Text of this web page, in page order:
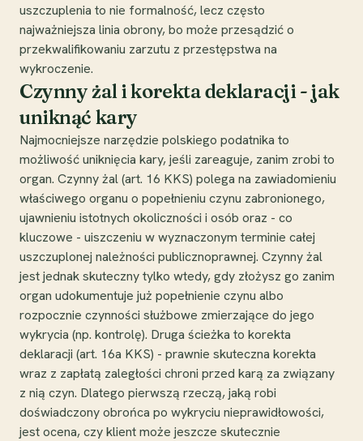
uszczuplenia to nie formalność, lecz często
najważniejsza linia obrony, bo może przesądzić o
przekwalifikowaniu zarzutu z przestępstwa na
wykroczenie.
Czynny żal i korekta deklaracji - jak
uniknąć kary
Najmocniejsze narzędzie polskiego podatnika to
możliwość uniknięcia kary, jeśli zareaguje, zanim zrobi to
organ. Czynny żal (art. 16 KKS) polega na zawiadomieniu
właściwego organu o popełnieniu czynu zabronionego,
ujawnieniu istotnych okoliczności i osób oraz - co
kluczowe - uiszczeniu w wyznaczonym terminie całej
uszczuplonej należności publicznoprawnej. Czynny żal
jest jednak skuteczny tylko wtedy, gdy złożysz go zanim
organ udokumentuje już popełnienie czynu albo
rozpocznie czynności służbowe zmierzające do jego
wykrycia (np. kontrolę). Druga ścieżka to korekta
deklaracji (art. 16a KKS) - prawnie skuteczna korekta
wraz z zapłatą zaległości chroni przed karą za związany
z nią czyn. Dlatego pierwszą rzeczą, jaką robi
doświadczony obrońca po wykryciu nieprawidłowości,
jest ocena, czy klient może jeszcze skutecznie